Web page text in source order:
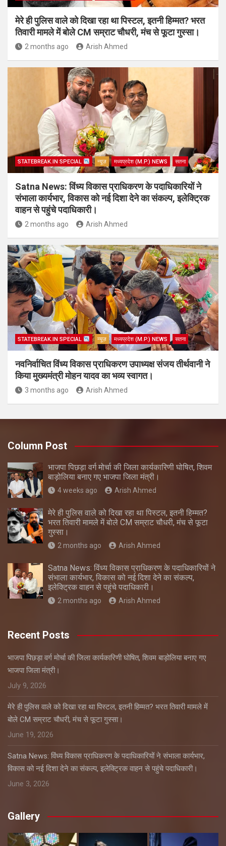
मेरे ही पुलिस वाले को दिखा रहा था पिस्टल, इतनी हिम्मत? भरत
तिवारी मामले में बोले CM सम्राट चौधरी, मंच से फूटा गुस्सा।
2 months ago Arish Ahmed
STATEBREAK.IN SPECIAL न्यूज़ मध्यप्रदेश (M.P.) NEWS सतना
Satna News: विंध्य विकास प्राधिकरण के पदाधिकारियों ने
संभाला कार्यभार, विकास को नई दिशा देने का संकल्प, इलेक्ट्रिक
वाहन से पहुंचे पदाधिकारी।
2 months ago Arish Ahmed
STATEBREAK.IN SPECIAL न्यूज़ मध्यप्रदेश (M.P.) NEWS सतना
नवनिर्वाचित विंध्य विकास प्राधिकरण उपाध्यक्ष संजय तीर्थवानी ने
किया मुख्यमंत्री मोहन यादव का भव्य स्वागत।
3 months ago Arish Ahmed
Column Post
भाजपा पिछड़ा वर्ग मोर्चा की जिला कार्यकारिणी घोषित, शिवम
बाड़ोलिया बनाए गए भाजपा जिला मंत्री।
4 weeks ago Arish Ahmed
मेरे ही पुलिस वाले को दिखा रहा था पिस्टल, इतनी हिम्मत?
भरत तिवारी मामले में बोले CM सम्राट चौधरी, मंच से फूटा
गुस्सा।
2 months ago Arish Ahmed
Satna News: विंध्य विकास प्राधिकरण के पदाधिकारियों ने
संभाला कार्यभार, विकास को नई दिशा देने का संकल्प,
इलेक्ट्रिक वाहन से पहुंचे पदाधिकारी।
2 months ago Arish Ahmed
Recent Posts
भाजपा पिछड़ा वर्ग मोर्चा की जिला कार्यकारिणी घोषित, शिवम बाड़ोलिया बनाए गए
भाजपा जिला मंत्री।
July 9, 2026
मेरे ही पुलिस वाले को दिखा रहा था पिस्टल, इतनी हिम्मत? भरत तिवारी मामले में
बोले CM सम्राट चौधरी, मंच से फूटा गुस्सा।
June 19, 2026
Satna News: विंध्य विकास प्राधिकरण के पदाधिकारियों ने संभाला कार्यभार,
विकास को नई दिशा देने का संकल्प, इलेक्ट्रिक वाहन से पहुंचे पदाधिकारी।
June 3, 2026
Gallery